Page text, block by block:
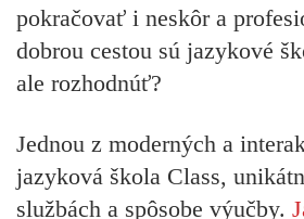
pokračovať i neskôr a
dobrou cestou sú jazykové
ale rozhodnúť?
Jednou z moderných a
jazyková škola Class,
službách a spôsobe výučby.